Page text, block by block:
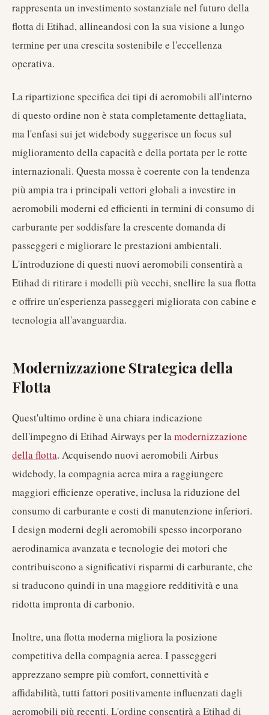
rappresenta un investimento sostanziale nel futuro della
flotta di Etihad, allineandosi con la sua visione a lungo
termine per una crescita sostenibile e l'eccellenza
operativa.
La ripartizione specifica dei tipi di aeromobili all'interno
di questo ordine non è stata completamente dettagliata,
ma l'enfasi sui jet widebody suggerisce un focus sul
miglioramento della capacità e della portata per le rotte
internazionali. Questa mossa è coerente con la tendenza
più ampia tra i principali vettori globali a investire in
aeromobili moderni ed efficienti in termini di consumo di
carburante per soddisfare la crescente domanda di
passeggeri e migliorare le prestazioni ambientali.
L'introduzione di questi nuovi aeromobili consentirà a
Etihad di ritirare i modelli più vecchi, snellire la sua flotta
e offrire un'esperienza passeggeri migliorata con cabine e
tecnologia all'avanguardia.
Modernizzazione Strategica della
Flotta
Quest'ultimo ordine è una chiara indicazione
dell'impegno di Etihad Airways per lamodernizzazione
della flotta. Acquisendo nuovi aeromobili Airbus
widebody, la compagnia aerea mira a raggiungere
maggiori efficienze operative, inclusa la riduzione del
consumo di carburante e costi di manutenzione inferiori.
I design moderni degli aeromobili spesso incorporano
aerodinamica avanzata e tecnologie dei motori che
contribuiscono a significativi risparmi di carburante, che
si traducono quindi in una maggiore redditività e una
ridotta impronta di carbonio.
Inoltre, una flotta moderna migliora la posizione
competitiva della compagnia aerea. I passeggeri
apprezzano sempre più comfort, connettività e
affidabilità, tutti fattori positivamente influenzati dagli
aeromobili più recenti. L'ordine consentirà a Etihad di